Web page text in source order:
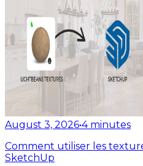
August 3, 2026•4 minutes
Comment utiliser les
SketchUp